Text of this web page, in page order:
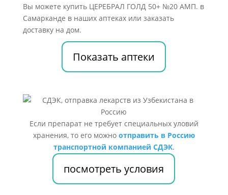
Вы можете купить ЦЕРЕБРАЛ ГОЛД 50+ №20 АМП. в
Самарканде в наших аптеках или заказать
доставку на дом.
Показать аптеки
Если препарат не требует специальных уловий
хранения, то его можно отправить в Россию
транспортной компанией СДЭК.
посмотреть условия